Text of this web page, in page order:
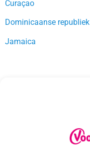
Curaçao
Dominicaanse republiek
Jamaica